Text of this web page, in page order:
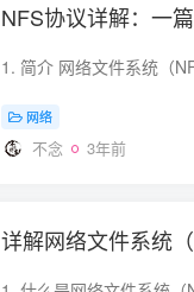
NFS协议详解：一
网络
不念 3年前
详解网络文件系统